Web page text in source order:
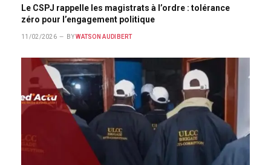
Le CSPJ rappelle les magistrats à l’ordre : tolérance
zéro pour l’engagement politique
11/02/2026 BY WATSON AUDIBERT